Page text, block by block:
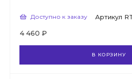
Доступно к заказу Артикул
4 460 ₽
В КОРЗИНУ